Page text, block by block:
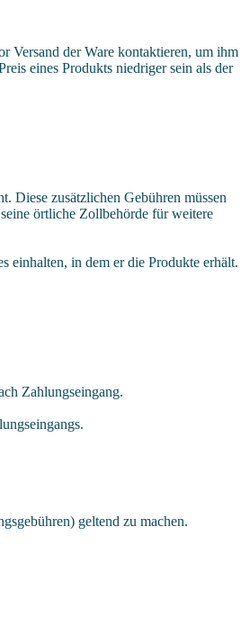
Versand der Ware kontaktieren, um ihm
eines Produkts niedriger sein als der
Diese zusätzlichen Gebühren müssen
örtliche Zollbehörde für weitere
einhalten, in dem er die Produkte erhält.
Zahlungseingang.
geltend zu machen.